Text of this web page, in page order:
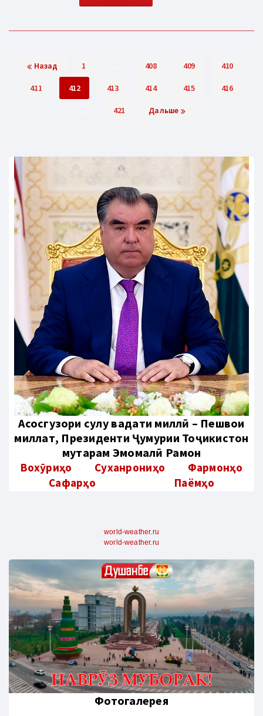
Назад 1 408 409 410
411 412 413 414 415 416
421 Дальше
Aсосгузори сулҳу ваҳдати миллӣ – Пешвои
миллат, Президенти Ҷумҳурии Тоҷикистон
муҳтарам Эмомалӣ Раҳмон
Вохӯриҳо Суханрониҳо
Фармонҳо
Сафарҳо
Паёмҳо
world-weather.ru
world-weather.ru
Фотогалерея